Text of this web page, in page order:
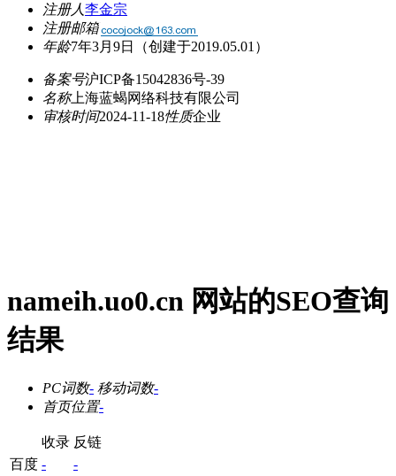
注册人李金宗
注册邮箱
年龄7年3月9日 （创建于2019.05.01）
备案号沪ICP备15042836号-39
名称上海蓝蝎网络科技有限公司
审核时间2024-11-18性质企业
nameih.uo0.cn 网站的SEO查询
结果
PC词数- 移动词数-
首页位置-
收录 反链
百度 -
-